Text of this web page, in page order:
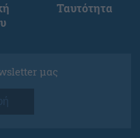
Ταυτότητα
μας